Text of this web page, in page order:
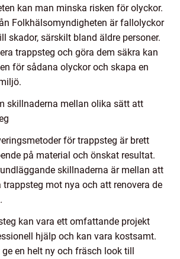
kan man minska risken för olyckor.
Folkhälsomyndigheten är fallolyckor
skador, särskilt bland äldre personer.
trappsteg och göra dem säkra kan
för sådana olyckor och skapa en
skillnaderna mellan olika sätt att
för trappsteg är brett
på material och önskat resultat.
skillnaderna är mellan att
mot nya och att renovera de
kan vara ett omfattande projekt
hjälp och kan vara kostsamt.
en helt ny och fräsch look till